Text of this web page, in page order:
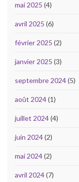
mai 2025 (4)
avril 2025 (6)
février 2025 (2)
janvier 2025 (3)
septembre 2024(5)
août 2024(1)
juillet 2024(4)
juin 2024(2)
mai 2024(2)
avril 2024(7)